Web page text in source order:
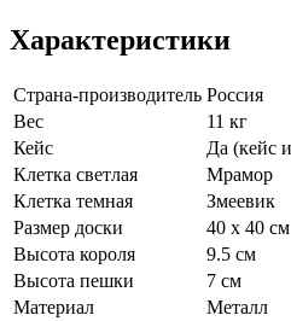
Характеристики
Страна-производитель Россия
Вес
11 кг
Кейс
Да (кейс
Клетка светлая
Мрамор
Клетка темная
Змеевик
Размер доски
40 х 40 см
Высота короля
9.5 см
Высота пешки
7 см
Материал
Металл